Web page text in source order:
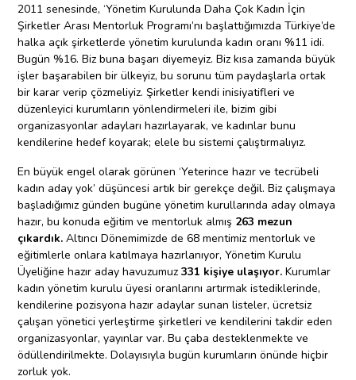
2011 senesinde, ‘Yönetim Kurulunda Daha Çok Kadın İçin
Şirketler Arası Mentorluk Programı’nı başlattığımızda Türkiye’de
halka açık şirketlerde yönetim kurulunda kadın oranı %11 idi.
Bugün %16. Biz buna başarı diyemeyiz. Biz kısa zamanda büyük
işler başarabilen bir ülkeyiz, bu sorunu tüm paydaşlarla ortak
bir karar verip çözmeliyiz. Şirketler kendi inisiyatifleri ve
düzenleyici kurumların yönlendirmeleri ile, bizim gibi
organizasyonlar adayları hazırlayarak, ve kadınlar bunu
kendilerine hedef koyarak; elele bu sistemi çalıştırmalıyız.
En büyük engel olarak görünen ‘Yeterince hazır ve tecrübeli
kadın aday yok’ düşüncesi artık bir gerekçe değil. Biz çalışmaya
başladığımız günden bugüne yönetim kurullarında aday olmaya
hazır, bu konuda eğitim ve mentorluk almış 263 mezun
çıkardık.Altıncı Dönemimizde de 68 mentimiz mentorluk ve
eğitimlerle onlara katılmaya hazırlanıyor, Yönetim Kurulu
Üyeliğine hazır aday havuzumuz331 kişiye ulaşıyor.Kurumlar
kadın yönetim kurulu üyesi oranlarını artırmak istediklerinde,
kendilerine pozisyona hazır adaylar sunan listeler, ücretsiz
çalışan yönetici yerleştirme şirketleri ve kendilerini takdir eden
organizasyonlar, yayınlar var. Bu çaba desteklenmekte ve
ödüllendirilmekte. Dolayısıyla bugün kurumların önünde hiçbir
zorluk yok.